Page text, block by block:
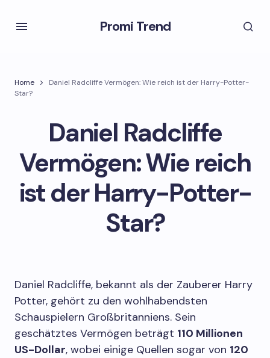
Promi Trend
Home
Daniel Radcliffe Vermögen: Wie reich ist der Harry-Potter-
Star?
Daniel Radcliffe
Vermögen: Wie reich
ist der Harry-Potter-
Star?
Daniel Radcliffe, bekannt als der Zauberer Harry
Potter, gehört zu den wohlhabendsten
Schauspielern Großbritanniens. Sein
geschätztes Vermögen beträgt 110 Millionen
US-Dollar, wobei einige Quellen sogar von 120